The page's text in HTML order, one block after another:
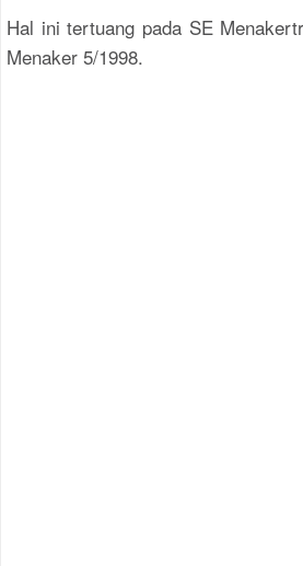
Hal ini tertuang pada SE
Menaker 5/1998.